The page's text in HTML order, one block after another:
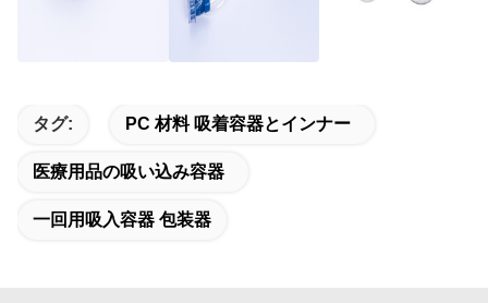
タグ: PC 材料 吸着容器とインナー
医療用品の吸い込み容器
一回用吸入容器 包装器